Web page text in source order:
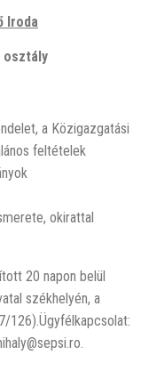
Iroda
osztály
a Közigazgatási
feltételek
okirattal
20 napon belül
székhelyén, a
126).Ügyfélkapcsolat: